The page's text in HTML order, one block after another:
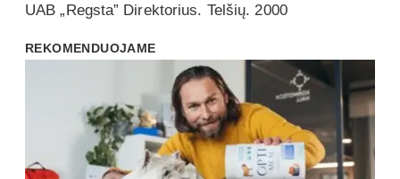
UAB „Regsta” Direktorius. Telšių. 2000
REKOMENDUOJAME